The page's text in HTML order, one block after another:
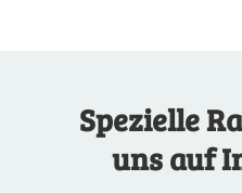
Spezielle
uns auf